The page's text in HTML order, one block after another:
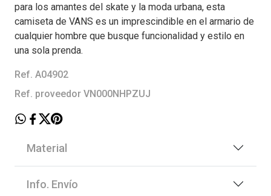
para los amantes del skate y la moda urbana, esta
camiseta de VANS es un imprescindible en el armario de
cualquier hombre que busque funcionalidad y estilo en
una sola prenda.
Ref. A04902
Ref. proveedor VN000NHPZUJ
Material
Info. Envío